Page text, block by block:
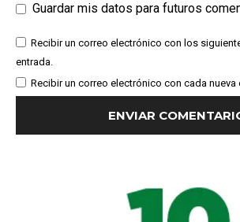
Guardar mis datos para futuros
Recibir un correo electrónico con los
entrada.
Recibir un correo electrónico con cada nueva